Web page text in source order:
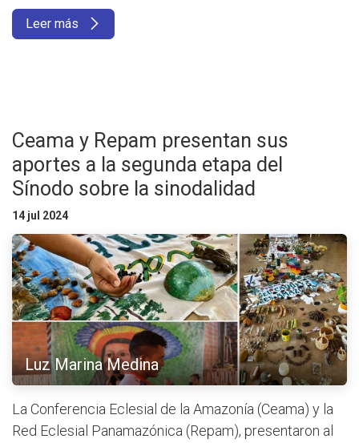
Leer más
Ceama y Repam presentan sus
aportes a la segunda etapa del
Sínodo sobre la sinodalidad
14 jul 2024
Luz Marina Medina
La Conferencia Eclesial de la Amazonía (Ceama) y la
Red Eclesial Panamazónica (Repam), presentaron al